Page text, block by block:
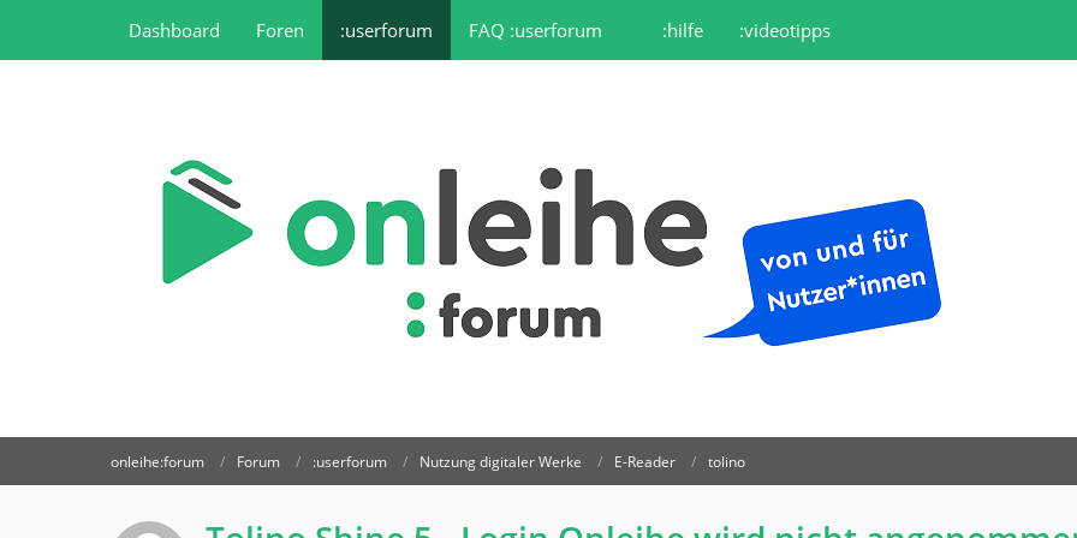
Dashboard Foren :userforum FAQ :userforum :hilfe :videotipps
onleihe:forum Forum :userforum Nutzung digitaler Werke E-Reader tolino